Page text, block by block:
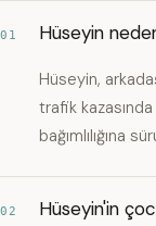
01 Hüseyin
Hüseyin,
trafik kazasında
bağımlılığına
02 Hüseyin'in